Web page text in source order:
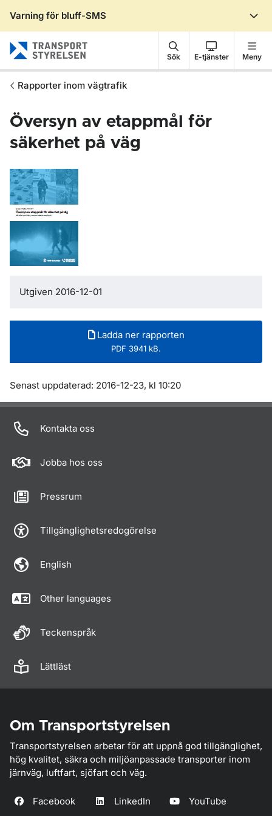
Varning för bluff-SMS
Sök E-tjänster Meny
Rapporter inom vägtrafik
Översyn av etappmål för
säkerhet på väg
Utgiven 2016-12-01
Ladda ner rapporten
PDF 3941 kB.
Om sidan
Senast uppdaterad: 2016-12-23, kl 10:20
Kontakta oss
Jobba hos oss
Pressrum
Tillgänglighetsredogörelse
English
Other languages
Teckenspråk
Lättläst
Om Transportstyrelsen
Transportstyrelsen arbetar för att uppnå god tillgänglighet,
hög kvalitet, säkra och miljöanpassade transporter inom
järnväg, luftfart, sjöfart och väg.
Facebook LinkedIn YouTube